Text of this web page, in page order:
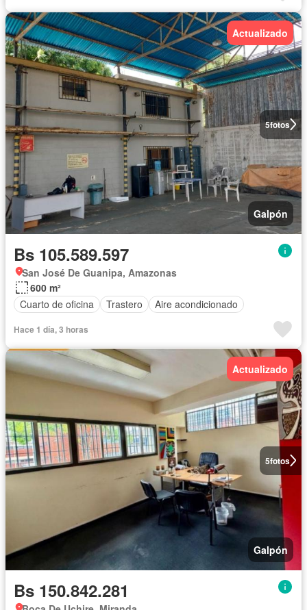
5fotos
Actualizado
Galpón
Bs 105.589.597
San José De Guanipa, Amazonas
600 m²
Cuarto de oficina
Trastero Aire acondicionado
Hace 1 día, 3 horas
5fotos
Actualizado
Galpón
Bs 150.842.281